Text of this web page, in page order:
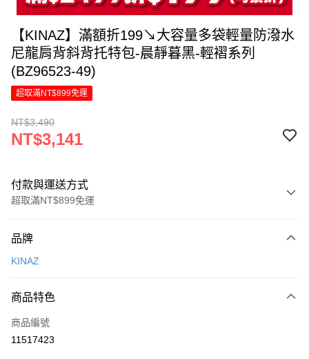
【KINAZ】滿額折199↘大容量多袋輕量防潑水
尼龍肩背斜背托特包-晨靜暮黑-輕褶系列
(BZ96523-49)
超取滿NT$899免運
NT$3,490
NT$3,141
付款與運送方式
超取滿NT$899免運
信用卡一次付款
Apple Pay
街口支付
品牌
KINAZ
商品特色
商品編號
11517423